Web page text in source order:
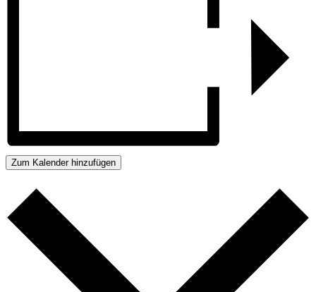
Zum Kalender hinzufügen